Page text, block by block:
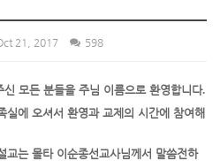
21, 2017 598
신 모든 분들을 주님 이름으로 환영합니다.
실에 오셔서 환영과 교제의 시간에 참여해
교는 몰타 이순종선교사님께서 말씀전하